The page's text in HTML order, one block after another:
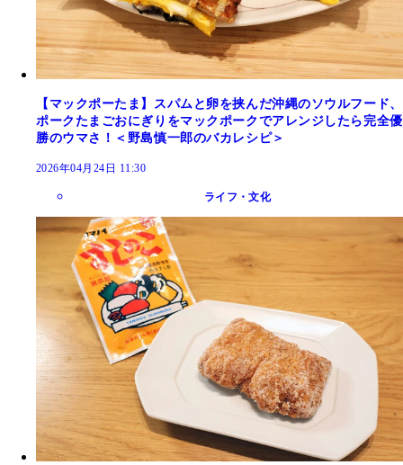
【マックポーたま】スパムと卵を挟んだ沖縄のソウルフード、
ポークたまごおにぎりをマックポークでアレンジしたら完全優
勝のウマさ！＜野島慎一郎のバカレシピ＞
2026年04月24日 11:30
ライフ・文化